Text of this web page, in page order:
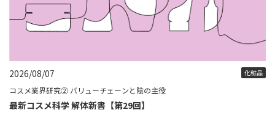
2026/08/07 化粧品
コスメ業界研究② バリューチェーンと陰の主役
最新コスメ科学 解体新書【第29回】